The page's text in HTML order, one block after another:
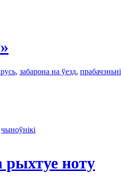
, забаронa на ўезд, прабачэньні
чыноўнікі
рыхтуе ноту